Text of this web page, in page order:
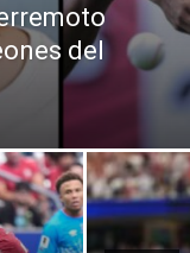
del